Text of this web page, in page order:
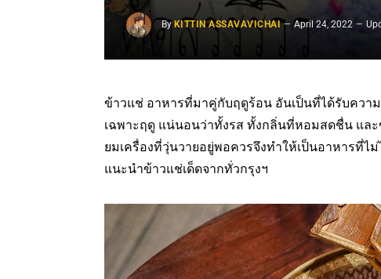
By KITTIN ASSAVAVICHAI April 24, 2022
ข้าวแช่ อาหารที่มาคู่กับฤดูร้อน อันเป็นที่ได้รับควา
เฉพาะฤดู แน่นอนว่าทั้งรส ทั้งกลิ่นที่หอมสดชื่น แล
ยมเครื่องที่วุ่นวายอยู่พอควรจึงทำให้เป็นอาหารที่ไ
แนะนำข้าวแช่เด็ดจากทั่วกรุงฯ